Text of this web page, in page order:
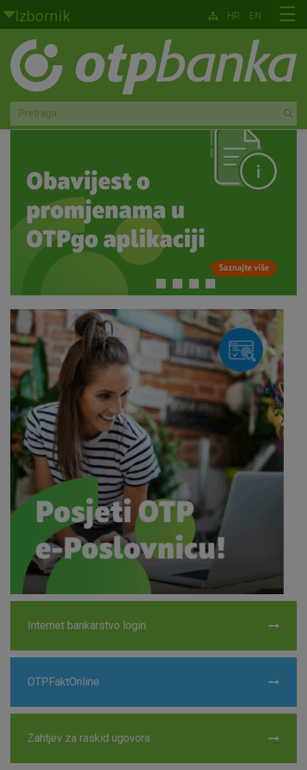
Skoči na glavni sadržaj
Izbornik
Građani
Privatno bankarstvo
Agro
Srednja i velika poduzeća
Globalna tržišta
☰
HR EN
Internet bankarstvo login
OTPFaktOnline
Zahtjev za raskid ugovora